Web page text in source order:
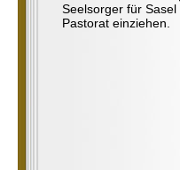
Seelsorger für
Pastorat einziehen.